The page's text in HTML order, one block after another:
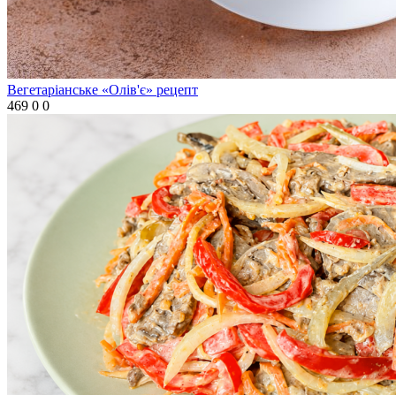
Вегетаріанське «Олів'є» рецепт
469 0 0